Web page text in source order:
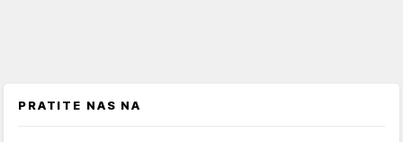
PRATITE NAS NA